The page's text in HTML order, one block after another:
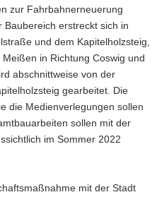
zur Fahrbahnerneuerung
erstreckt sich in
und dem Kapitelholzsteig,
in Richtung Coswig und
abschnittweise von der
gearbeitet. Die
die Medienverlegungen sollen
sollen mit der
im Sommer 2022
mit der Stadt